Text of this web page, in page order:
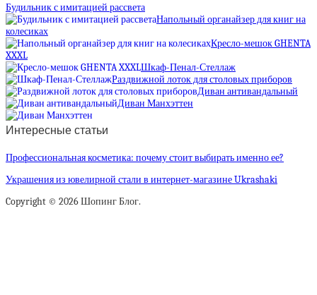
Будильник с имитацией рассвета
Напольный органайзер для книг на
колесиках
Кресло-мешок GHENTA
XXXL
Шкаф-Пенал-Стеллаж
Раздвижной лоток для столовых приборов
Диван антивандальный
Диван Манхэттен
Интересные статьи
Профессиональная косметика: почему стоит выбирать именно ее?
Украшения из ювелирной стали в интернет-магазине Ukrashaki
Copyright © 2026 Шопинг Блог.